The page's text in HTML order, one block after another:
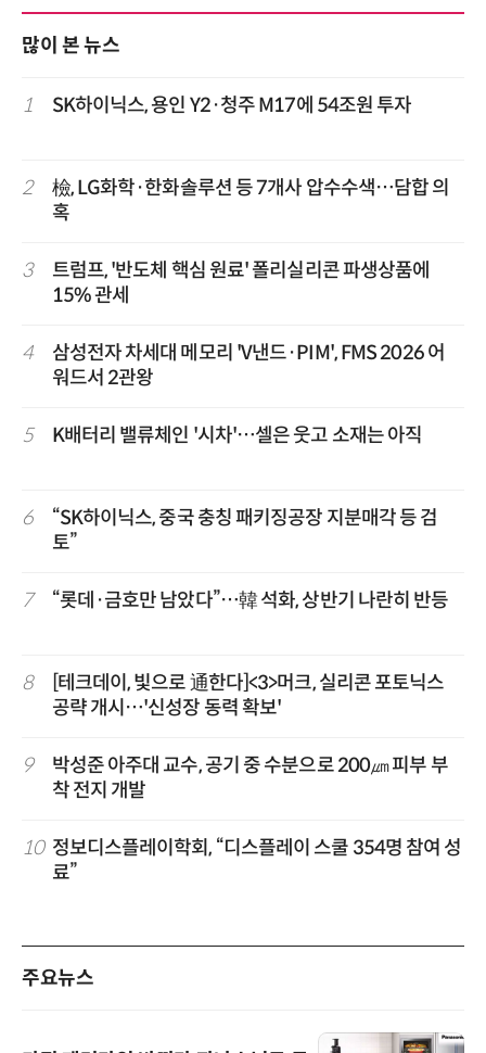
많이 본 뉴스
1 SK하이닉스, 용인 Y2·청주 M17에 54조원 투자
2
檢, LG화학·한화솔루션 등 7개사 압수수색…담합 의
혹
3
트럼프, '반도체 핵심 원료' 폴리실리콘 파생상품에
15% 관세
4
삼성전자 차세대 메모리 'V낸드·PIM', FMS 2026 어
워드서 2관왕
5 K배터리 밸류체인 '시차'…셀은 웃고 소재는 아직
6
“SK하이닉스, 중국 충칭 패키징공장 지분매각 등 검
토”
7 “롯데·금호만 남았다”…韓 석화, 상반기 나란히 반등
8
[테크데이, 빛으로 通한다]<3>머크, 실리콘 포토닉스
공략 개시…'신성장 동력 확보'
9
박성준 아주대 교수, 공기 중 수분으로 200㎛ 피부 부
착 전지 개발
10 정보디스플레이학회, “디스플레이 스쿨 354명 참여 성
료”
주요뉴스